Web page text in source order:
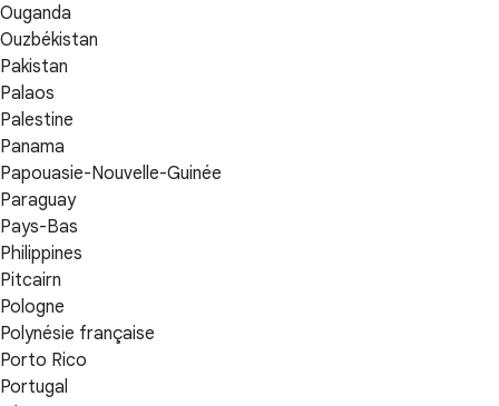
Ouganda
Ouzbékistan
Pakistan
Palaos
Palestine
Panama
Papouasie-Nouvelle-Guinée
Paraguay
Pays-Bas
Philippines
Pitcairn
Pologne
Polynésie française
Porto Rico
Portugal